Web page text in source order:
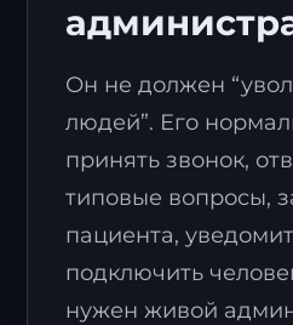
Он не должен
людей”. Его
принять звонок,
типовые вопросы,
пациента,
подключить
нужен живой